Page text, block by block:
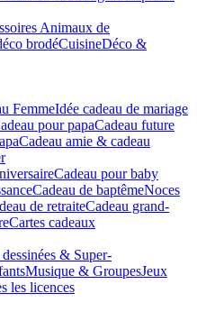
Animaux de
brodéCuisineDéco &
FemmeIdée cadeau de mariage​
pour papaCadeau future
Cadeau amie & cadeau
Cadeau pour baby
Cadeau de baptêmeNoces
de retraiteCadeau grand-
Cartes cadeaux
& Super-
Musique & GroupesJeux
les licences